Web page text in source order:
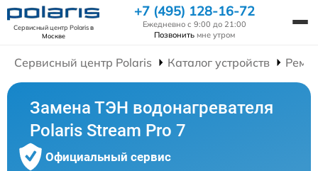
Сервисный центр Polarisв
Москве
+7 (495) 128-16-72
Ежедневно с 9:00 до 21:00
Позвонить мне утром
Сервисный центр Polaris Каталог устройств
Замена ТЭН водонагревателя
Polaris Stream Pro 7
Официальный сервис